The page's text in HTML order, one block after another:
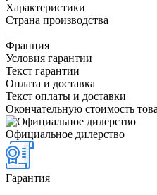
Характеристики
Страна производства
—
Франция
Условия гарантии
Текст гарантии
Оплата и доставка
Текст оплаты и доставки
Окончательную стоимость
Официальное дилерство
Гарантия